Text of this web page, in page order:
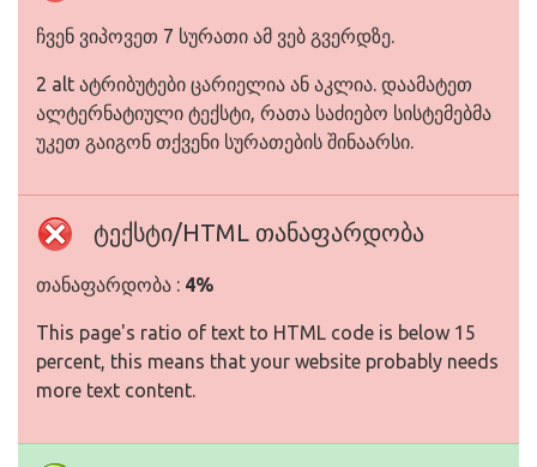
ჩვენ ვიპოვეთ 7 სურათი ამ ვებ გვერდზე.
2 alt ატრიბუტები ცარიელია ან აკლია. დაამატეთ
ალტერნატიული ტექსტი, რათა საძიებო სისტემებმა
უკეთ გაიგონ თქვენი სურათების შინაარსი.
ტექსტი/HTML თანაფარდობა
თანაფარდობა : 4%
This page's ratio of text to HTML code is below 15
percent, this means that your website probably needs
more text content.